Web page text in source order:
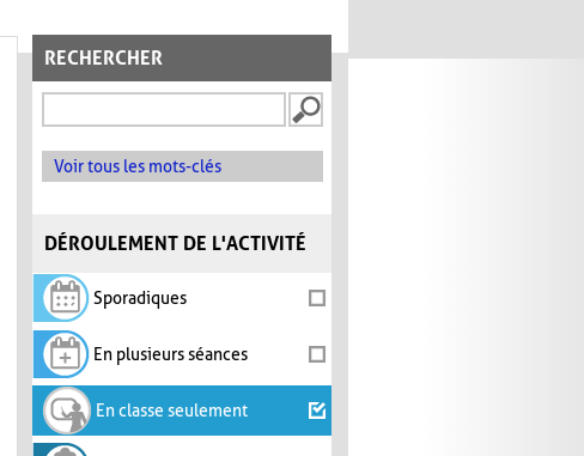
RECHERCHER
Voir tous les mots-clés
DÉROULEMENT DE L'ACTIVITÉ
Sporadiques
En plusieurs séances
En classe seulement